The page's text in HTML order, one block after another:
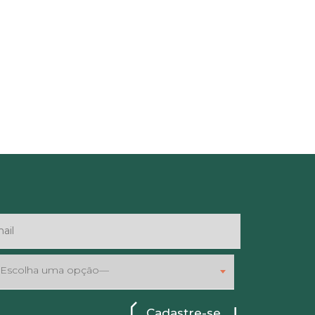
uma opção—